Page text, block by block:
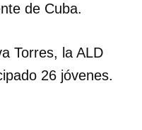
de Cuba.
Torres, la ALD
26 jóvenes.